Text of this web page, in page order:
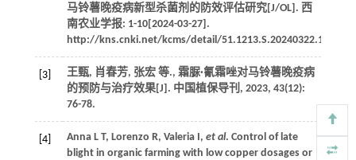
马铃薯晚疫病新型杀菌剂的防效评估研究[J/OL]. 西
南农业学报: 1-10[2024-03-27].
http://kns.cnki.net/kcms/detail/
[3] 王甄, 肖春芳, 张宏 等., 霜脲·氰霜唑对马铃薯晚疫病
的预防与治疗效果[J]. 中国植保导刊 , 2023, 43(12):
76-78.
[4] Anna L T, Lorenzo R, Valeria I, et al. Control of late
blight in organic farming with low copper dosages or